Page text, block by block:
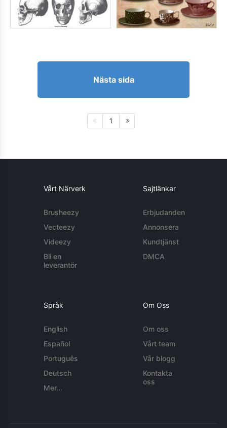
Nästa sida
1
Vårt Närverk
Brusheezy
Vecteezy
Videezy
Bli en
leverantör
Sajtlänkar
Erbjudanden
Annonsera
Kundtjänst
DMCA
Språk
English
Español
Português
Deutsch
Mer...
Om Oss
Om oss
Vårt team
Vår blogg
Kontakta
oss